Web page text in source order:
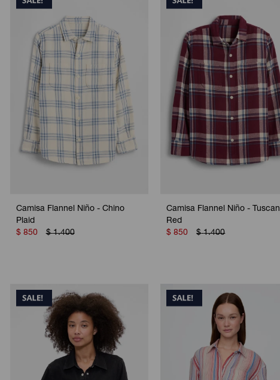
Camisa Flannel Niño - Chino
Plaid
$ 850 $ 1.400
Camisa Flannel Niño - Tuscan
Red
$ 850 $ 1.400